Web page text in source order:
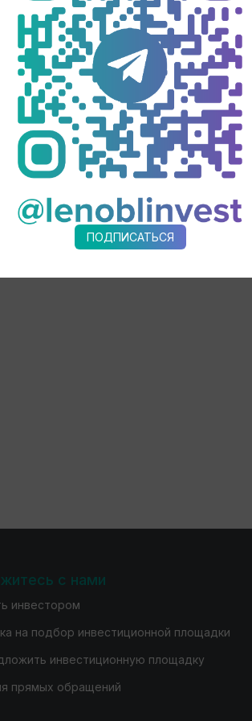
в том числе для выпуска
в перспективное дело», ―
мощности из Волхова во
производственных линий.
на арендуемой площадке в городе
сухих декоративных бумаг. В
с нами
инвестором
на подбор инвестиционной площадки
инвестиционную площадку
прямых обращений
ПОДПИСАТЬСЯ